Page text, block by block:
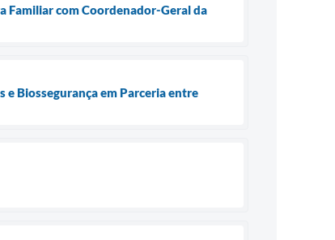
Familiar com Coordenador-Geral da
e Biossegurança em Parceria entre